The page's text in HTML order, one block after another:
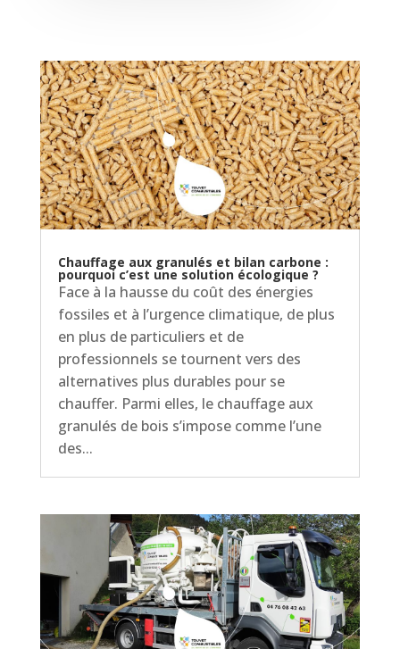
Chauffage aux granulés et bilan carbone :
pourquoi c’est une solution écologique ?
Face à la hausse du coût des énergies
fossiles et à l’urgence climatique, de plus
en plus de particuliers et de
professionnels se tournent vers des
alternatives plus durables pour se
chauffer. Parmi elles, le chauffage aux
granulés de bois s’impose comme l’une
des...